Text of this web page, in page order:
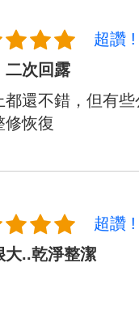
超讚 !
二次回露
都還不錯，但有
修恢復
超讚 !
大..乾淨整潔